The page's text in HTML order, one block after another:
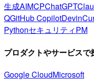
生成AIMCPChatGPT
QGitHub CopilotDevin
PythonセキュリティPM
プロダクトやサービスで
Google CloudMicrosoft